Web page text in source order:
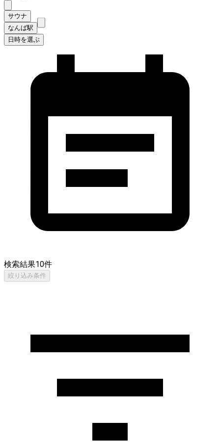
サウナ
なんば駅
日時を選ぶ
検索結果10件
絞り込み条件